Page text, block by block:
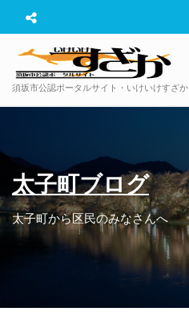
須坂市公認ポータルサイト・いけいけすざか
太子町ブログ
太子町から区民のみなさんへ